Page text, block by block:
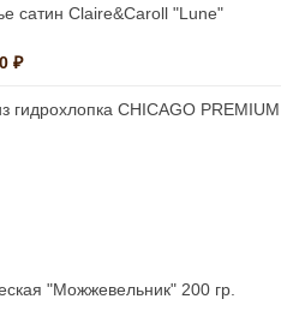
–сатин Claire&Caroll "Lune"
₽Диапазон
26,700 ₽
гидрохлопка CHICAGO PREMIUM
"Можжевельник" 200 гр.